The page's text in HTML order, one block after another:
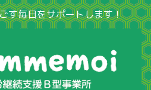
す毎日をサポートします！